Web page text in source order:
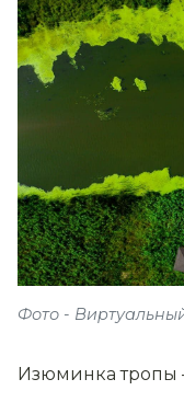
Фото -
Изюминка тропы